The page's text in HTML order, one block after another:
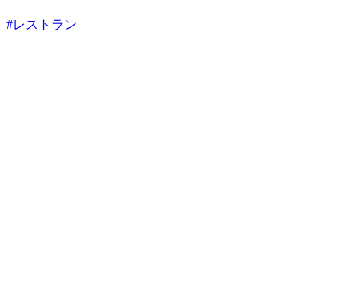
#レストラン